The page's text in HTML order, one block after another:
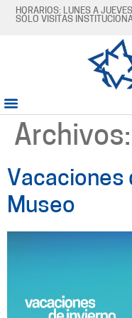
HORARIOS: LUNES A
SÓLO VISITAS
Archivos:
Vacaciones
Museo